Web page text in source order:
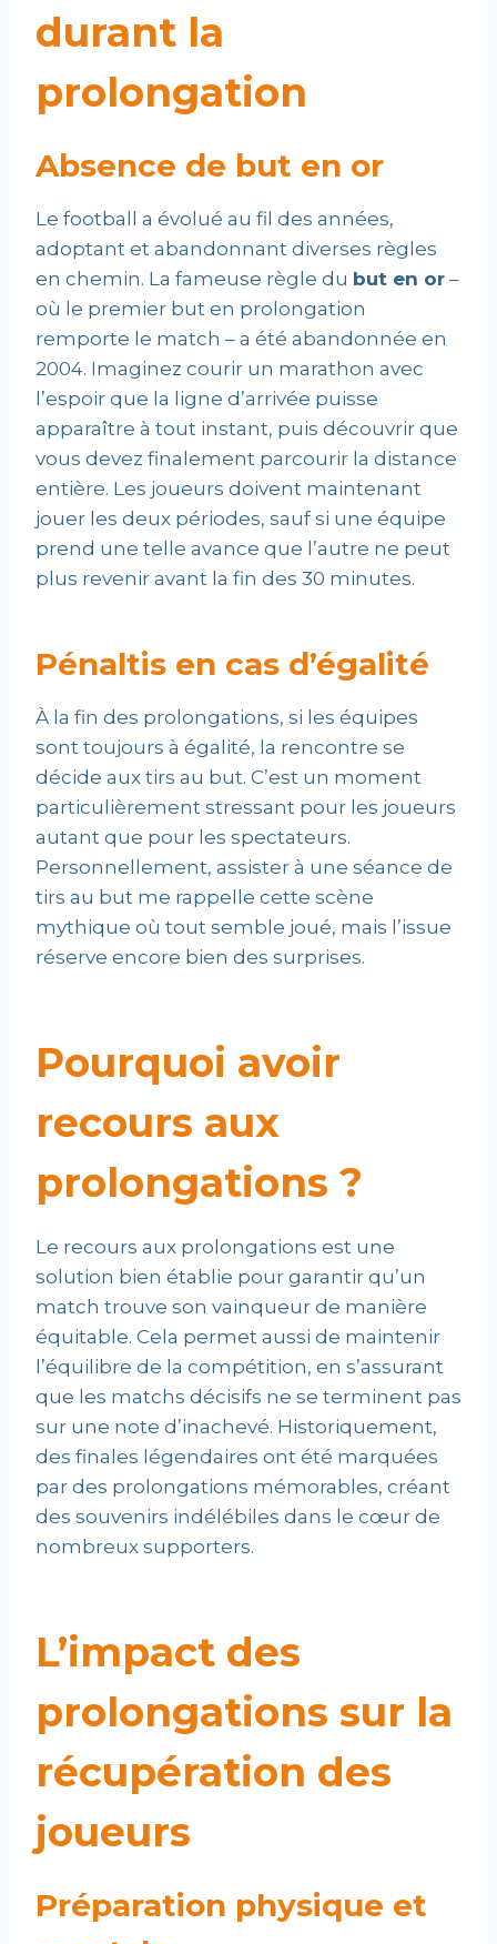
durant la
prolongation
Absence de but en or
Le football a évolué au fil des années,
adoptant et abandonnant diverses règles
en chemin. La fameuse règle du but en or –
où le premier but en prolongation
remporte le match – a été abandonnée en
2004. Imaginez courir un marathon avec
l’espoir que la ligne d’arrivée puisse
apparaître à tout instant, puis découvrir que
vous devez finalement parcourir la distance
entière. Les joueurs doivent maintenant
jouer les deux périodes, sauf si une équipe
prend une telle avance que l’autre ne peut
plus revenir avant la fin des 30 minutes.
Pénaltis en cas d’égalité
À la fin des prolongations, si les équipes
sont toujours à égalité, la rencontre se
décide aux tirs au but. C’est un moment
particulièrement stressant pour les joueurs
autant que pour les spectateurs.
Personnellement, assister à une séance de
tirs au but me rappelle cette scène
mythique où tout semble joué, mais l’issue
réserve encore bien des surprises.
Pourquoi avoir
recours aux
prolongations ?
Le recours aux prolongations est une
solution bien établie pour garantir qu’un
match trouve son vainqueur de manière
équitable. Cela permet aussi de maintenir
l’équilibre de la compétition, en s’assurant
que les matchs décisifs ne se terminent pas
sur une note d’inachevé. Historiquement,
des finales légendaires ont été marquées
par des prolongations mémorables, créant
des souvenirs indélébiles dans le cœur de
nombreux supporters.
L’impact des
prolongations sur la
récupération des
joueurs
Préparation physique et